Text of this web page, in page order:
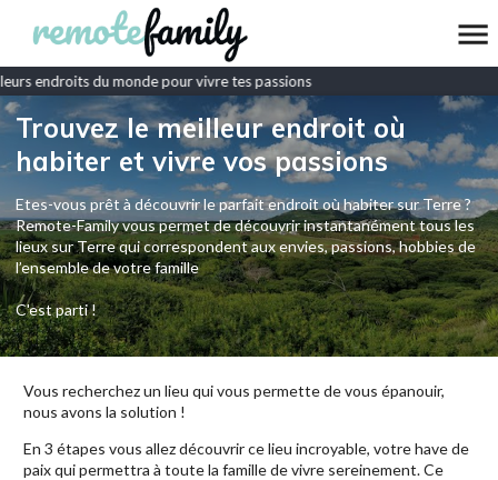
endroits du monde pour vivre tes passions
Trouvez le meilleur endroit où
habiter et vivre vos passions
Etes-vous prêt à découvrir le parfait endroit où habiter sur Terre ?
Remote-Family vous permet de découvrir instantanément tous les
lieux sur Terre qui correspondent aux envies, passions, hobbies de
l’ensemble de votre famille
C'est parti !
Vous recherchez un lieu qui vous permette de vous épanouir,
nous avons la solution !
En 3 étapes vous allez découvrir ce lieu incroyable, votre have de
paix qui permettra à toute la famille de vivre sereinement. Ce